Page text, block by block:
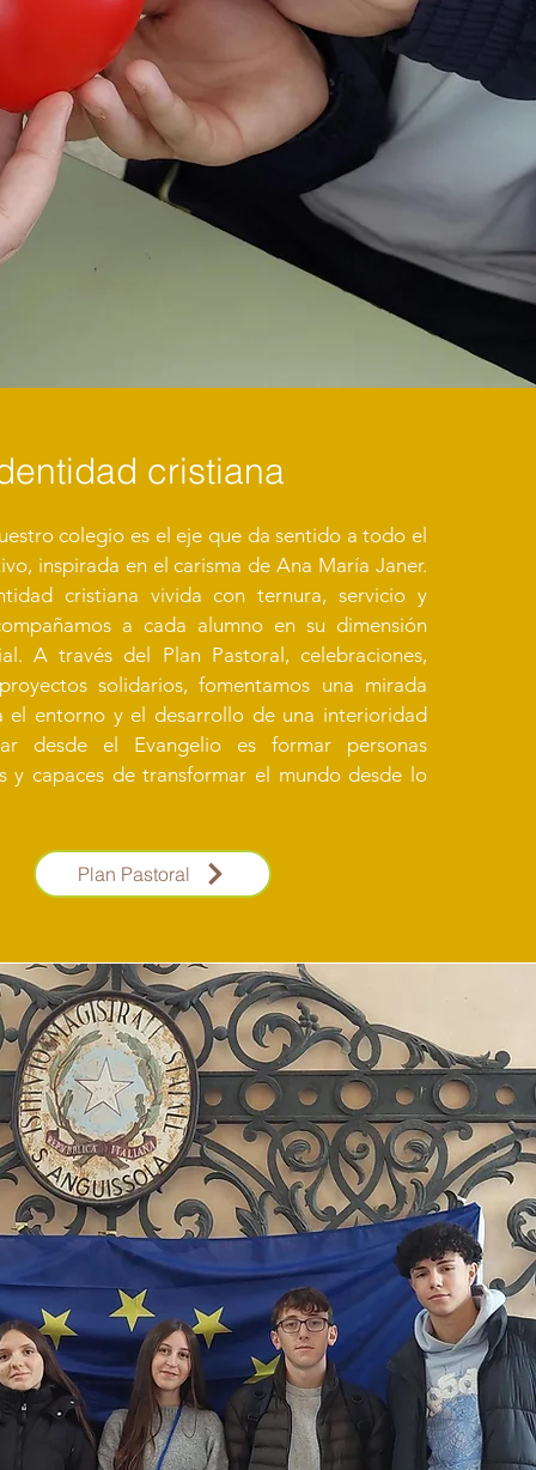
cristiana
colegio es el eje que da sentido a todo el
inspirada en el carisma de Ana María Janer.
cristiana vivida con ternura, servicio y
a cada alumno en su dimensión
A través del Plan Pastoral, celebraciones,
solidarios, fomentamos una mirada
el entorno y el desarrollo de una interioridad
desde el Evangelio es formar personas
y capaces de transformar el mundo desde lo
Plan Pastoral